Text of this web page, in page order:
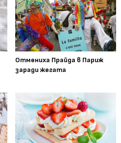
Отмениха Прайда в Париж
заради жегата